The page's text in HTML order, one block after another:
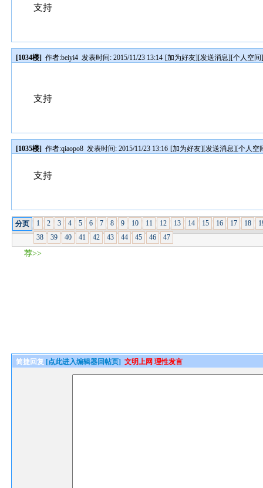
支持
[1034楼] 作者:beiyi4 发表时间: 2015/11/23 13:14 [加为好友][发送消息][个人空间
支持
[1035楼] 作者:qiaopo8 发表时间: 2015/11/23 13:16 [加为好友][发送消息][个人空
支持
分页 1 2 3 4 5 6 7 8 9 10 11 12 13 14 15 16 17 18
38
39 40 41 42 43 44 45 46 47
荐>>
简捷回复 [点此进入编辑器回帖页] 文明上网 理性发言